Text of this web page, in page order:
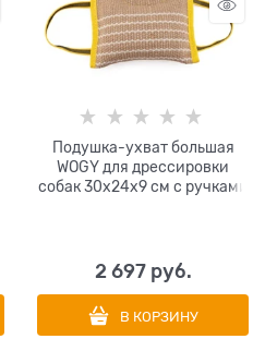
Подушка-ухват большая
WOGY для дрессировки
собак 30х24х9 см с ручками
2 697 руб.
В КОРЗИНУ